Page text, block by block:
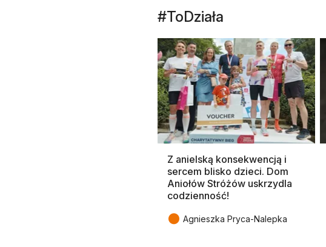
#ToDziała
Z anielską konsekwencją i
sercem blisko dzieci. Dom
Aniołów Stróżów uskrzydla
codzienność!
● Agnieszka Pryca-Nalepka